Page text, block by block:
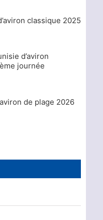
classique 2025
d’aviron
journée
de plage 2026